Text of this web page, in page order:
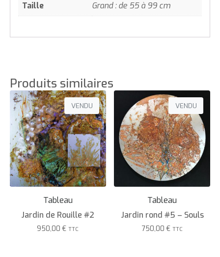
Taille
Grand : de 55 à 99 cm
Produits similaires
VENDU
Tableau
Jardin de Rouille #2
950,00€ TTC
VENDU
Tableau
Jardin rond #5 – Souls
750,00 € TTC